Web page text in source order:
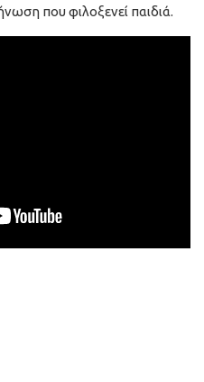
που φιλοξενεί παιδιά.